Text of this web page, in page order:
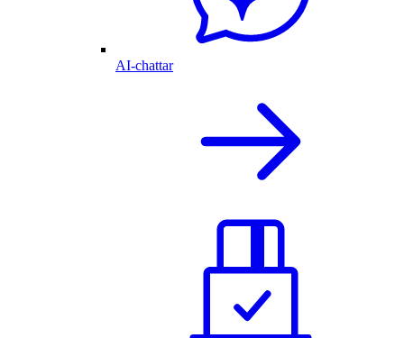
AI-chattar